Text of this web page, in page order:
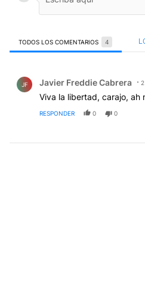
TODOS LOS COMENTARIOS 4
JF Javier Freddie Cabrera
Viva la libertad, carajo, ah
RESPONDER 0 0